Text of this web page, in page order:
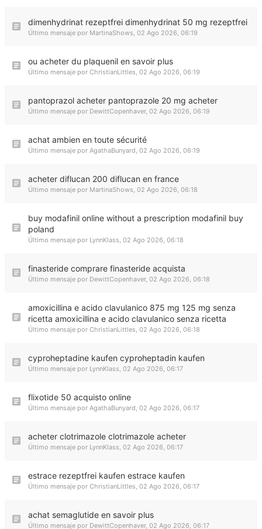
dimenhydrinat rezeptfrei dimenhydrinat 50 mg rezeptfrei
Último mensaje por MartinaShows, 02 Ago 2026, 06:19
ou acheter du plaquenil en savoir plus
Último mensaje por ChristianLittles, 02 Ago 2026, 06:19
pantoprazol acheter pantoprazole 20 mg acheter
Último mensaje por DewittCopenhaver, 02 Ago 2026, 06:19
achat ambien en toute sécurité
Último mensaje por AgathaBunyard, 02 Ago 2026, 06:19
acheter diflucan 200 diflucan en france
Último mensaje por MartinaShows, 02 Ago 2026, 06:18
buy modafinil online without a prescription modafinil buy
poland
Último mensaje por LynnKlass, 02 Ago 2026, 06:18
finasteride comprare finasteride acquista
Último mensaje por DewittCopenhaver, 02 Ago 2026, 06:18
amoxicillina e acido clavulanico 875 mg 125 mg senza
ricetta amoxicillina e acido clavulanico senza ricetta
Último mensaje por ChristianLittles, 02 Ago 2026, 06:18
cyproheptadine kaufen cyproheptadin kaufen
Último mensaje por LynnKlass, 02 Ago 2026, 06:17
flixotide 50 acquisto online
Último mensaje por AgathaBunyard, 02 Ago 2026, 06:17
acheter clotrimazole clotrimazole acheter
Último mensaje por LynnKlass, 02 Ago 2026, 06:17
estrace rezeptfrei kaufen estrace kaufen
Último mensaje por ChristianLittles, 02 Ago 2026, 06:17
achat semaglutide en savoir plus
Último mensaje por DewittCopenhaver, 02 Ago 2026, 06:17